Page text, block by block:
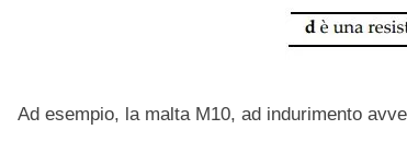
Ad esempio, la malta M10, ad indurimento